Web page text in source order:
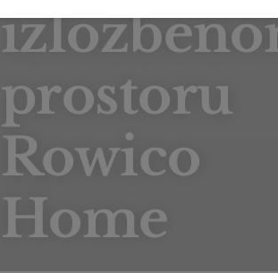
prostoru
Rowico
Home